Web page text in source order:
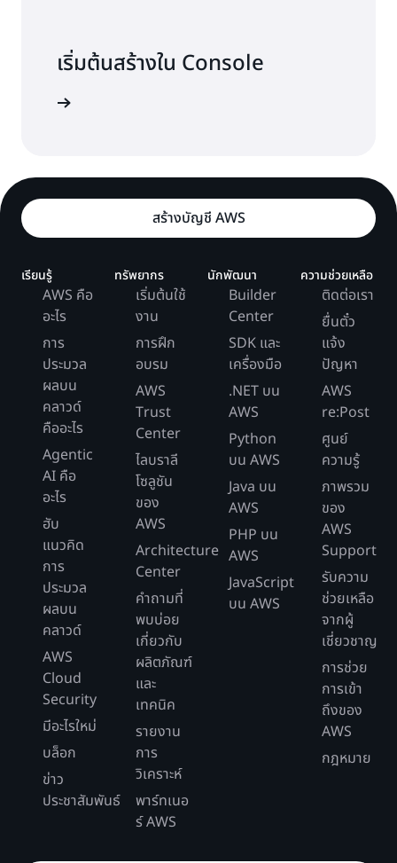
เริ่มต้นสร้างใน Console
สร้างบัญชี AWS
เรียนรู้
AWS คือ
อะไร
การ
ประมวล
ผลบน
คลาวด์
คืออะไร
Agentic
AI คือ
อะไร
ฮับ
แนวคิด
การ
ประมวล
ผลบน
คลาวด์
AWS
Cloud
Security
มีอะไรใหม่
บล็อก
ข่าว
ประชาสัมพันธ์
ทรัพยากร
เริ่มต้นใช้
งาน
การฝึก
อบรม
AWS
Trust
Center
ไลบราลี
โซลูชัน
ของ
AWS
Architecture
Center
คำถามที่
พบบ่อย
เกี่ยวกับ
ผลิตภัณฑ์
และ
เทคนิค
รายงาน
การ
วิเคราะห์
พาร์ทเนอ
ร์ AWS
นักพัฒนา
Builder
Center
SDK และ
เครื่องมือ
.NET บน
AWS
Python
บน AWS
Java บน
AWS
PHP บน
AWS
JavaScript
บน AWS
ความช่วยเหลือ
ติดต่อเรา
ยื่นตั๋ว
แจ้ง
ปัญหา
AWS
re:Post
ศูนย์
ความรู้
ภาพรวม
ของ
AWS
Support
รับความ
ช่วยเหลือ
จากผู้
เชี่ยวชาญ
การช่วย
การเข้า
ถึงของ
AWS
กฎหมาย